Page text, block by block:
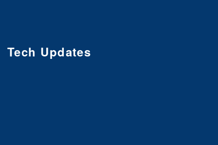
Tech Updates